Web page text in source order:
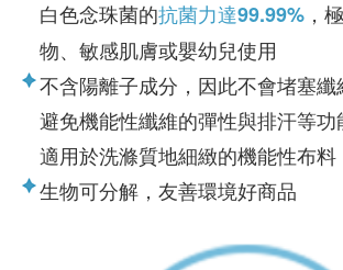
白色念珠菌的抗菌力達99.99% ，
物、敏感肌膚或嬰幼兒使用
不含陽離子成分，因此不會堵塞
避免機能性纖維的彈性與排汗等
適用於洗滌質地細緻的機能性布料
生物可分解，友善環境好商品